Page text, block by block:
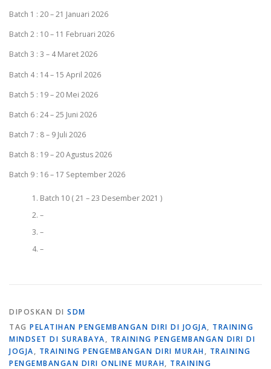
Batch 1 : 20 – 21 Januari 2026
Batch 2 : 10 – 11 Februari 2026
Batch 3 : 3 – 4 Maret 2026
Batch 4 : 14 – 15 April 2026
Batch 5 : 19 – 20 Mei 2026
Batch 6 : 24 – 25 Juni 2026
Batch 7 : 8 – 9 Juli 2026
Batch 8 : 19 – 20 Agustus 2026
Batch 9 : 16 – 17 September 2026
Batch 10 ( 21 – 23 Desember 2021 )
–
–
–
DIPOSKAN DI SDM
TAG PELATIHAN PENGEMBANGAN DIRI DI JOGJA, TRAINING
MINDSET DI SURABAYA, TRAINING PENGEMBANGAN DIRI DI
JOGJA, TRAINING PENGEMBANGAN DIRI MURAH, TRAINING
PENGEMBANGAN DIRI ONLINE MURAH, TRAINING